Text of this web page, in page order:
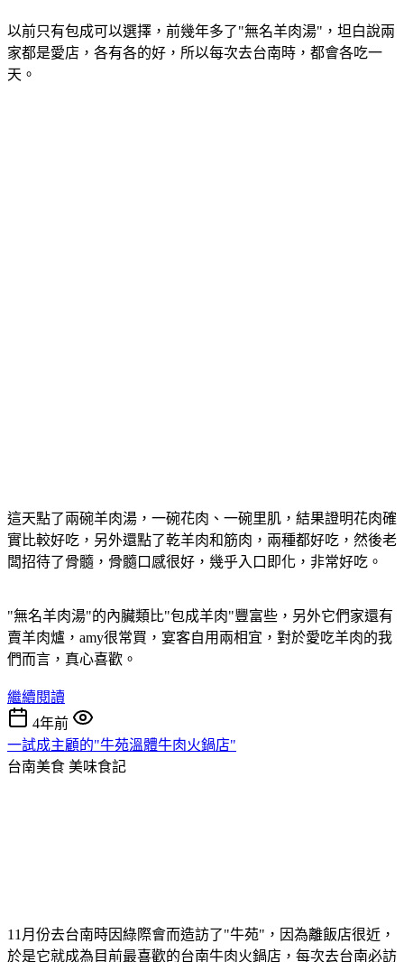
以前只有包成可以選擇，前幾年多了"無名羊肉湯"，坦白說兩
家都是愛店，各有各的好，所以每次去台南時，都會各吃一
天。
這天點了兩碗羊肉湯，一碗花肉、一碗里肌，結果證明花肉確
實比較好吃，另外還點了乾羊肉和筋肉，兩種都好吃，然後老
闆招待了骨髓，骨髓口感很好，幾乎入口即化，非常好吃。
"無名羊肉湯"的內臟類比"包成羊肉"豐富些，另外它們家還有
賣羊肉爐，amy很常買，宴客自用兩相宜，對於愛吃羊肉的我
們而言，真心喜歡。
繼續閱讀
4年前
一試成主顧的"牛苑溫體牛肉火鍋店"
台南美食 美味食記
11月份去台南時因綠際會而造訪了"牛苑"，因為離飯店很近，
於是它就成為目前最喜歡的台南牛肉火鍋店，每次去台南必訪